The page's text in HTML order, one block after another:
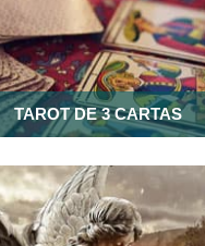
TAROT DE 3 CARTAS